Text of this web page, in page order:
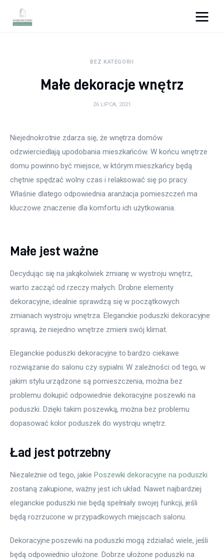
Remont
Łazienka
Salon
Sypialnia
BEZ KATEGORII
Małe dekoracje wnętrz
26 LIPCA, 2021
Niejednokrotnie zdarza się, że wnętrza domów
odzwierciedlają upodobania mieszkańców. W końcu wnętrze
domu powinno być miejsce, w którym mieszkańcy będą
chętnie spędzać wolny czas i relaksować się po pracy.
Właśnie dlatego odpowiednia aranżacja pomieszczeń ma
kluczowe znaczenie dla komfortu ich użytkowania.
Małe jest ważne
Decydując się na jakąkolwiek zmianę w wystroju wnętrz,
warto zacząć od rzeczy małych. Drobne elementy
dekoracyjne, idealnie sprawdzą się w początkowych
zmianach wystroju wnętrza. Eleganckie poduszki dekoracyjne
sprawią, że niejedno wnętrze zmieni swój klimat.
Eleganckie poduszki dekoracyjne to bardzo ciekawe
rozwiązanie do salonu czy sypialni. W zależności od tego, w
jakim stylu urządzone są pomieszczenia, można bez
problemu dokupić odpowiednie dekoracyjne poszewki na
poduszki. Dzięki takim poszewką, można bez problemu
dopasować kolor poduszek do wystroju wnętrz.
Ład jest potrzebny
Niezależnie od tego, jakie Poszewki dekoracyjne na poduszki
zostaną zakupione, ważny jest ich układ. Nawet najbardziej
eleganckie poduszki nie będą spełniały swojej funkcji, jeśli
będą rozrzucone w przypadkowych miejscach salonu.
Dekoracyjne poszewki na poduszki mogą zdziałać wiele, jeśli
będą odpowiednio ułożone. Dobrze ułożone poduszki na